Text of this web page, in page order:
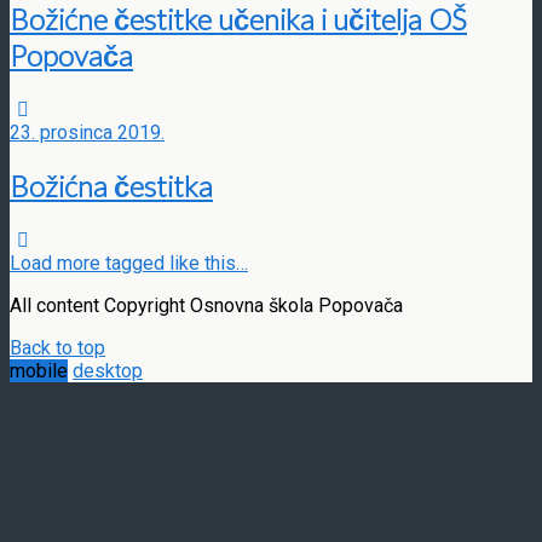
Božićne čestitke učenika i učitelja OŠ
Popovača
23. prosinca 2019.
Božićna čestitka
Load more tagged like this…
All content Copyright Osnovna škola Popovača
Back to top
mobile desktop